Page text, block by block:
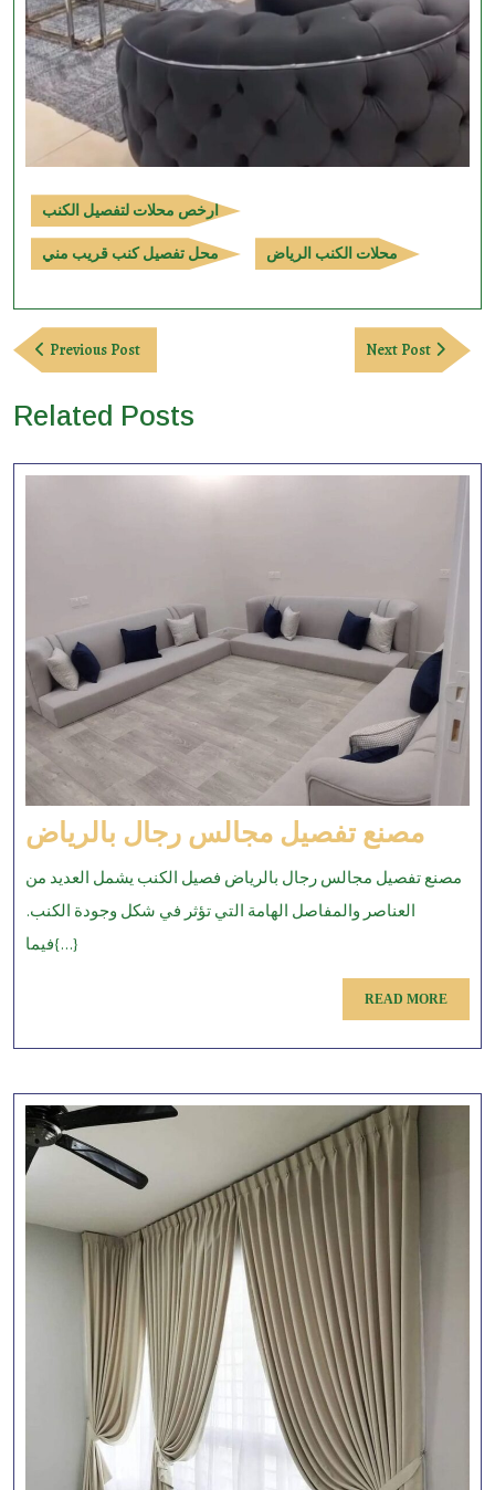
ارخص محلات لتفصيل الكنب
محل تفصيل كنب قريب مني محلات الكنب الرياض
Post
navigation
Previous PostPrevious
Post
Next Post
Next
Post
Related Posts
مصنع تفصيل مجالس رجال بالرياضمصنع
مصنع تفصيل مجالس رجال بالرياض فصيل الكنب يشمل العديد من
العناصر والمفاصل الهامة التي تؤثر في شكل وجودة الكنب.
فيما{...}
READ MOREREAD
MORE